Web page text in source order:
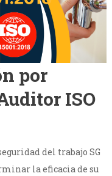
por
ISO
del trabajo SG
la eficacia de su